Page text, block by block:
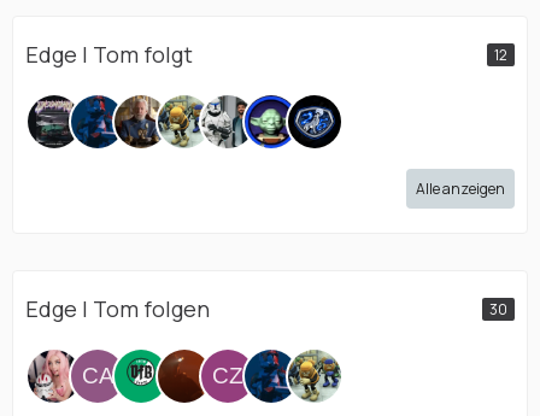
Edge | Tom folgt 12
Alle anzeigen
Edge | Tom folgen 30